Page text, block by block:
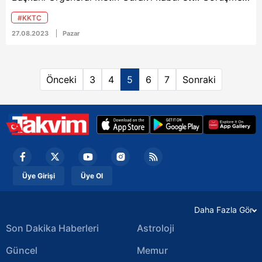
sonrası düşman ve rakip devletlere sert mesajlar
verildi. Cumhurbaşkanı Tatar, karşı tarafın amacının
Pile’deki Türk nüfusu azaltıp, karma köyü tamamen
#KKTC
27.08.2023 Pazar
Önceki 3 4 5 6 7 Sonraki
Üye Girişi Üye Ol
Daha Fazla Gör
Son Dakika Haberleri
Güncel
Astroloji
Memur